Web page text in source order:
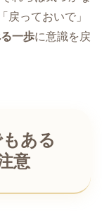
戻っておいで」
一歩に意識を戻
ある
意